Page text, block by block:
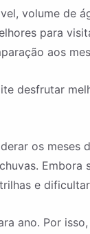
volume de
para
aos
desfrutar
os meses
Embora
e
ano. Por